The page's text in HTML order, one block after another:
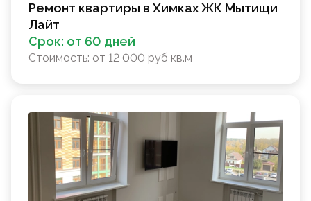
Ремонт квартиры в Химках ЖК Мытищи
Лайт
Срок: от 60 дней
Стоимость: от 12 000 руб кв.м